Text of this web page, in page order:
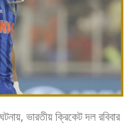
ভারতীয় ক্রিকেট দল রবিবার